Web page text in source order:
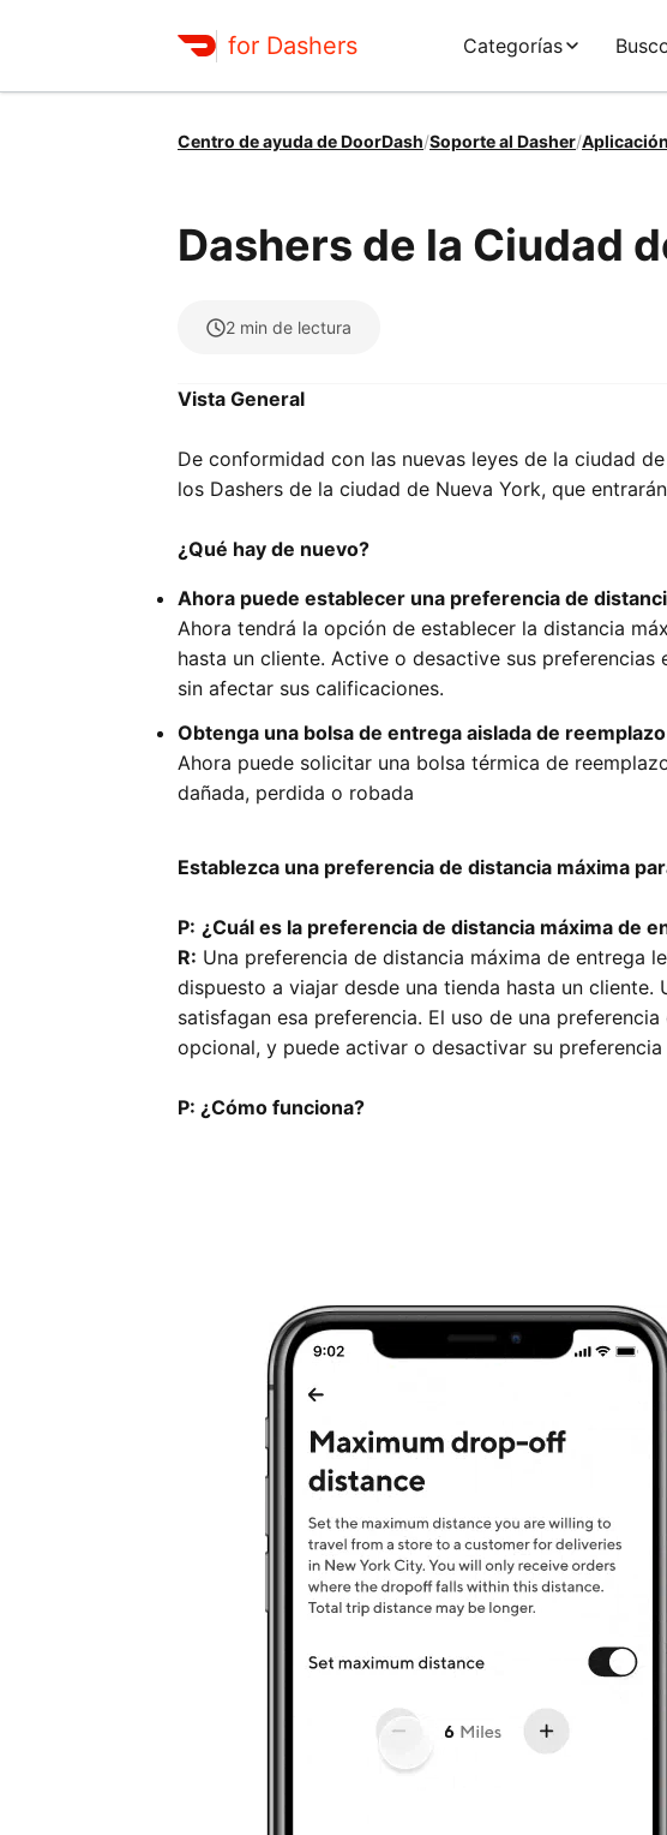
for Dashers Categorías
Centro de ayuda de DoorDash/Soporte al Dasher/
Dashers de la Ciudad
2 min de lectura
Vista General
De conformidad con las nuevas leyes de la ciudad
los Dashers de la ciudad de Nueva York, que
¿Qué hay de nuevo?
Ahora puede establecer una preferencia de
Ahora tendrá la opción de establecer la distancia
hasta un cliente. Active o desactive sus
sin afectar sus calificaciones.
Obtenga una bolsa de entrega aislada de
Ahora puede solicitar una bolsa térmica de
dañada, perdida o robada
Establezca una preferencia de distancia máxima
P: ¿Cuál es la preferencia de distancia máxima de
R: Una preferencia de distancia máxima de entrega
dispuesto a viajar desde una tienda hasta un
satisfagan esa preferencia. El uso de una
opcional, y puede activar o desactivar su
P: ¿Cómo funciona?